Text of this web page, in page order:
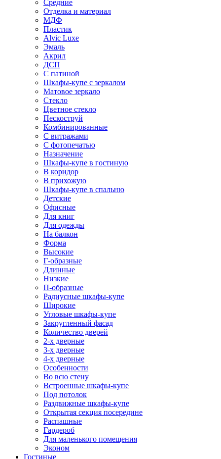
Средние
Отделка и материал
МДФ
Пластик
Alvic Luxe
Эмаль
Акрил
ДСП
С патиной
Шкафы-купе с зеркалом
Матовое зеркало
Стекло
Цветное стекло
Пескоструй
Комбинированные
С витражами
С фотопечатью
Назначение
Шкафы-купе в гостиную
В коридор
В прихожую
Шкафы-купе в спальню
Детские
Офисные
Для книг
Для одежды
На балкон
Форма
Высокие
Г-образные
Длинные
Низкие
П-образные
Радиусные шкафы-купе
Широкие
Угловые шкафы-купе
Закругленный фасад
Количество дверей
2-х дверные
3-х дверные
4-х дверные
Особенности
Во всю стену
Встроенные шкафы-купе
Под потолок
Раздвижные шкафы-купе
Открытая секция посередине
Распашные
Гардероб
Для маленького помещения
Эконом
Гостиные